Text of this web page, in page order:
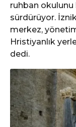
ruhban okulunu
sürdürüyor.
merkez,
Hristiyanlık
dedi.